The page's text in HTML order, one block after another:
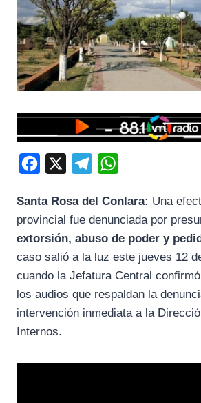
c
e
b
k
l
e
g
m
a
t
s
p
p
Santa Rosa del Conlara: Una
provincial fue denunciada por
extorsión, abuso de poder y
caso salió a la luz este jueves 12
cuando la Jefatura Central
los audios que respaldan la
intervención inmediata a la
Internos.